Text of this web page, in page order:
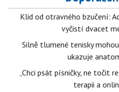
Klid od otravného bzučení:
vyčistí dvacet
Silně tlumené tenisky
ukazuje
„Chci psát písničky, ne točit
terapii a